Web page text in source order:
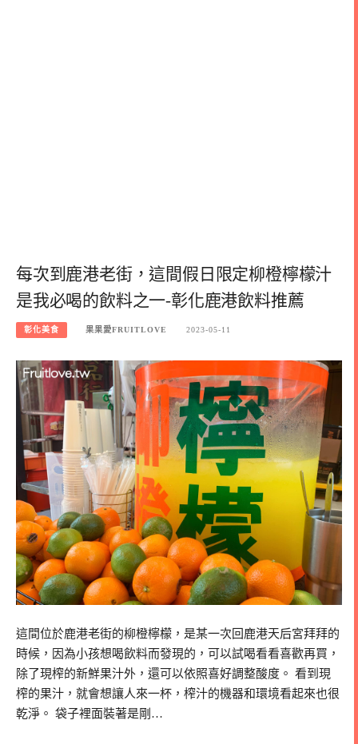
每次到鹿港老街，這間假日限定柳橙檸檬汁
是我必喝的飲料之一-彰化鹿港飲料推薦
彰化美食 果果愛FRUITLOVE 2023-05-11
這間位於鹿港老街的柳橙檸檬，是某一次回鹿港天后宮拜拜的
時候，因為小孩想喝飲料而發現的，可以試喝看看喜歡再買，
除了現榨的新鮮果汁外，還可以依照喜好調整酸度。 看到現
榨的果汁，就會想讓人來一杯，榨汁的機器和環境看起來也很
乾淨。 袋子裡面裝著是剛…